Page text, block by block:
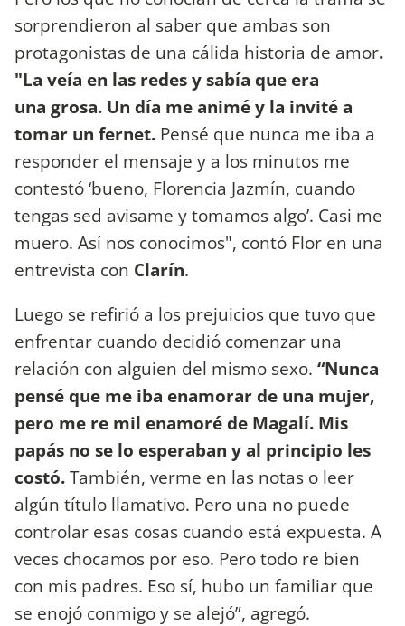
sorprendieron al saber que ambas son
protagonistas de una cálida historia de amor.
"La veía en las redes y sabía que era
una grosa. Un día me animé y la invité a
tomar un fernet. Pensé que nunca me iba a
responder el mensaje y a los minutos me
contestó ‘bueno, Florencia Jazmín, cuando
tengas sed avisame y tomamos algo’. Casi me
muero. Así nos conocimos", contó Flor en una
entrevista con Clarín.
Luego se refirió a los prejuicios que tuvo que
enfrentar cuando decidió comenzar una
relación con alguien del mismo sexo. “Nunca
pensé que me iba enamorar de una mujer,
pero me re mil enamoré de Magalí. Mis
papás no se lo esperaban y al principio les
costó.También, verme en las notas o leer
algún título llamativo. Pero una no puede
controlar esas cosas cuando está expuesta. A
veces chocamos por eso. Pero todo re bien
con mis padres. Eso sí, hubo un familiar que
se enojó conmigo y se alejó”, agregó.